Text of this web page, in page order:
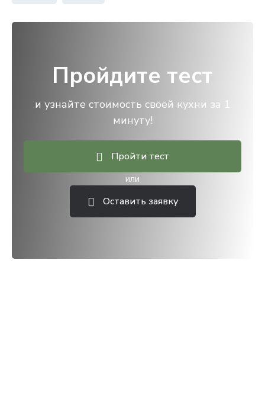
Пройдите тест
и узнайте стоимость своей кухни за 1
минуту!
Пройти тест
или
Оставить заявку